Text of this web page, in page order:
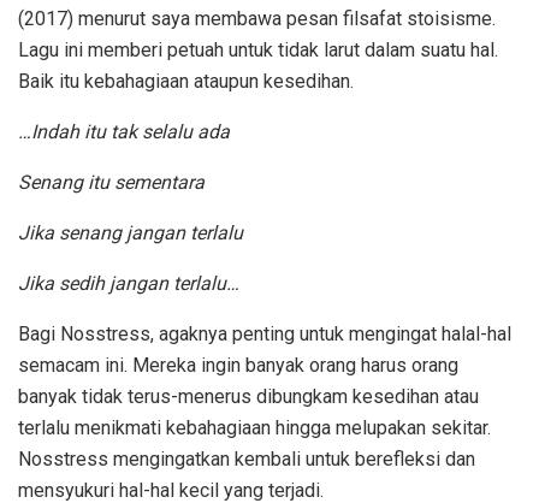
(2017) menurut saya membawa pesan filsafat stoisisme.
Lagu ini memberi petuah untuk tidak larut dalam suatu hal.
Baik itu kebahagiaan ataupun kesedihan.
…Indah itu tak selalu ada
Senang itu sementara
Jika senang jangan terlalu
Jika sedih jangan terlalu…
Bagi Nosstress, agaknya penting untuk mengingat halal-hal
semacam ini. Mereka ingin banyak orang harus orang
banyak tidak terus-menerus dibungkam kesedihan atau
terlalu menikmati kebahagiaan hingga melupakan sekitar.
Nosstress mengingatkan kembali untuk berefleksi dan
mensyukuri hal-hal kecil yang terjadi.